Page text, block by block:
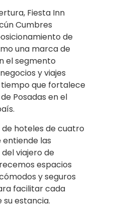
Fiesta Inn
Cumbres
de
una marca de
el segmento
y viajes
que fortalece
Posadas en el
de hoteles de cuatro
las
viajero de
espacios
y seguros
facilitar cada
estancia.